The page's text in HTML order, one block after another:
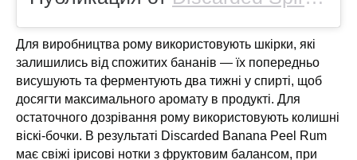
Для виробництва рому використовують шкірки, які
залишились від спожитих бананів — їх попередньо
висушують та ферментують два тижні у спирті, щоб
досягти максимального аромату в продукті. Для
остаточного дозрівання рому використовують колишні
віскі-бочки. В результаті Discarded Banana Peel Rum
має свіжі ірисові нотки з фруктовим балансом, при